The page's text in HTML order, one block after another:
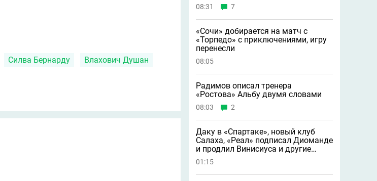
Силва Бернарду Влахович Душан
08:31 7
«Сочи» добирается на матч с
«Торпедо» с приключениями, игру
перенесли
08:05
Радимов описал тренера
«Ростова» Альбу двумя словами
08:03 2
Даку в «Спартаке», новый клуб
Салаха, «Реал» подписал Диоманде
и продлил Винисиуса и другие
новости
01:15